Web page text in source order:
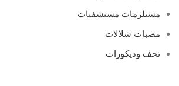
مستلزمات مستشفيات
مصبات شلالات
تحف وديكورات